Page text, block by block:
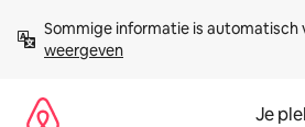
direct
naar
Sommige informatie is automatisch
weergeven
Je